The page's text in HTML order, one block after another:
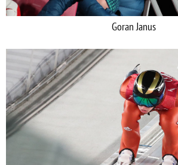
Goran Janus